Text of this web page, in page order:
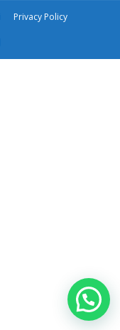
Privacy Policy